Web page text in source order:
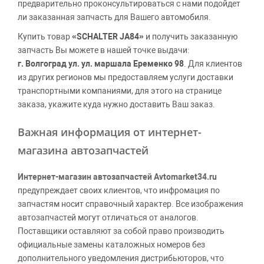
предварительно проконсультироваться с нами подойдет
ли заказанная запчасть для Вашего автомобиля.
Купить товар«SCHALTER JA84» и получить заказанную
запчасть Вы можете в нашей точке выдачи:
г. Волгоград ул. ул. маршала Еременко 98 . Для клиентов
из других регионов мы предоставляем услуги доставки
транспортными компаниями, для этого на странице
заказа, укажите куда нужно доставить Ваш заказ.
Важная информация от интернет-
магазина автозапчастей
Интернет-магазин автозапчастей Avtomarket34.ru
предупреждает своих клиентов, что инфромация по
запчастям носит справочный характер. Все изображения
автозапчастей могут отличаться от аналогов.
Поставщики оставляют за собой право производить
официальные замены каталожных номеров без
дополнительного уведомления дистрибьюторов, что